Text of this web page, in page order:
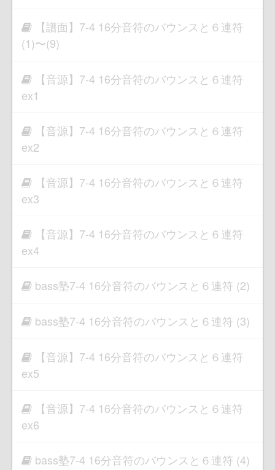
【譜面】7-4 16分音符のバウンスと６連符
(1)〜(9)
【音源】7-4 16分音符のバウンスと６連符
ex1
【音源】7-4 16分音符のバウンスと６連符
ex2
【音源】7-4 16分音符のバウンスと６連符
ex3
【音源】7-4 16分音符のバウンスと６連符
ex4
bass塾7-4 16分音符のバウンスと６連符 (2)
bass塾7-4 16分音符のバウンスと６連符 (3)
【音源】7-4 16分音符のバウンスと６連符
ex5
【音源】7-4 16分音符のバウンスと６連符
ex6
bass塾7-4 16分音符のバウンスと６連符 (4)